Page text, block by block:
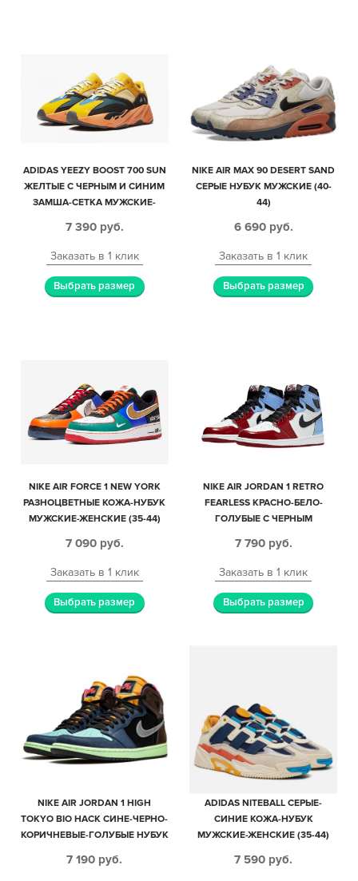
ADIDAS YEEZY BOOST 700 SUN
ЖЕЛТЫЕ С ЧЕРНЫМ И СИНИМ
ЗАМША-СЕТКА МУЖСКИЕ-
7 390 руб.
Заказать в 1 клик
Выбрать размер
NIKE AIR MAX 90 DESERT SAND
СЕРЫЕ НУБУК МУЖСКИЕ (40-
44)
6 690 руб.
Заказать в 1 клик
Выбрать размер
NIKE AIR FORCE 1 NEW YORK
РАЗНОЦВЕТНЫЕ КОЖА-НУБУК
МУЖСКИЕ-ЖЕНСКИЕ (35-44)
7 090 руб.
Заказать в 1 клик
Выбрать размер
NIKE AIR JORDAN 1 RETRO
FEARLESS КРАСНО-БЕЛО-
ГОЛУБЫЕ С ЧЕРНЫМ
ЖЕНСКИЕ (35-44)
7 790 руб.
Заказать в 1 клик
Выбрать размер
NIKE AIR JORDAN 1 HIGH
TOKYO BIO HACK СИНЕ-ЧЕРНО-
КОРИЧНЕВЫЕ-ГОЛУБЫЕ НУБУК
7 190 руб.
ADIDAS NITEBALL СЕРЫЕ-
СИНИЕ КОЖА-НУБУК
МУЖСКИЕ-ЖЕНСКИЕ (35-44)
7 590 руб.